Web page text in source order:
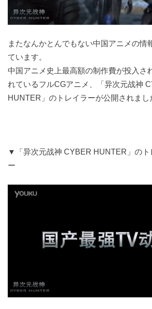
またなんかとんでもない中国アニメの情
ています。
中国アニメ史上最高額の制作費が投入さ
れているフルCGアニメ、「异次元战神
HUNTER」のトレイラーが公開されまし
▼「异次元战神 CYBER HUNTER」のト
ー